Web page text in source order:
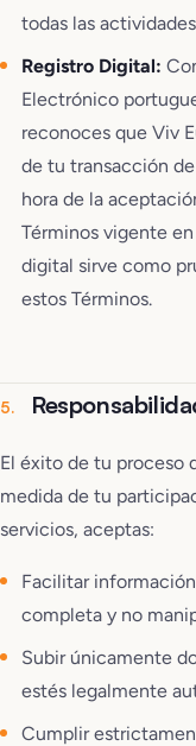
todas las
Registro Digital:
Electrónico
reconoces que Viv
de tu transacción
hora de la
Términos vigente
digital sirve como
estos Términos.
5.
El éxito de tu proceso
medida de tu
servicios, aceptas:
Facilitar
completa y no
Subir únicamente
estés legalmente
Cumplir